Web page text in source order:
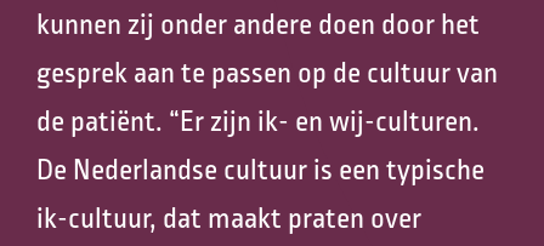
kunnen zij onder andere doen door het
gesprek aan te passen op de cultuur van
de patiënt. “Er zijn ik- en wij-culturen.
De Nederlandse cultuur is een typische
ik-cultuur, dat maakt praten over